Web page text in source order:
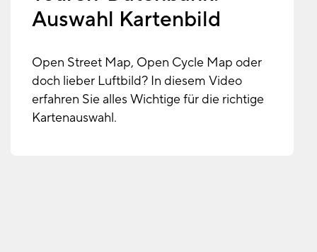
Auswahl Kartenbild
Open Street Map, Open Cycle Map oder
doch lieber Luftbild? In diesem Video
erfahren Sie alles Wichtige für die richtige
Kartenauswahl.